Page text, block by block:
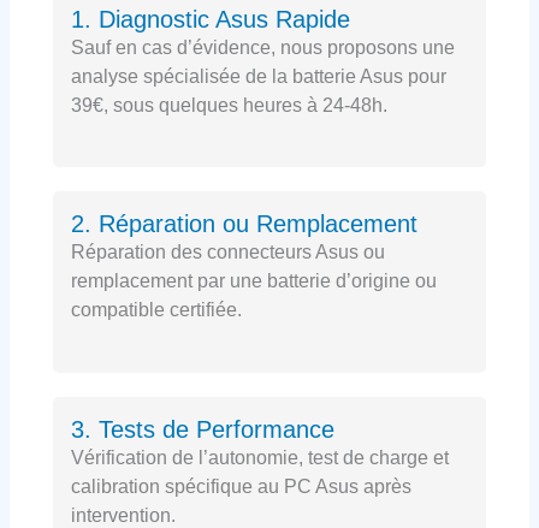
1. Diagnostic Asus Rapide
Sauf en cas d’évidence, nous proposons une
analyse spécialisée de la batterie Asus pour
39€, sous quelques heures à 24-48h.
2. Réparation ou Remplacement
Réparation des connecteurs Asus ou
remplacement par une batterie d’origine ou
compatible certifiée.
3. Tests de Performance
Vérification de l’autonomie, test de charge et
calibration spécifique au PC Asus après
intervention.